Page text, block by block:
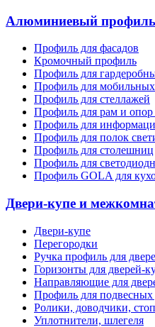
Алюминиевый профиль
Профиль для фасадов
Кромочный профиль
Профиль для
Профиль для мобильных
Профиль для стеллажей
Профиль для рам и опор
Профиль для
Профиль для полок
Профиль для столешниц
Профиль для
Профиль GOLA для
Двери-купе и
Двери-купе
Перегородки
Ручка профиль для
Горизонты для дверей-
Направляющие для
Профиль для подвесных
Ролики, доводчики,
Уплотнители, шлегеля